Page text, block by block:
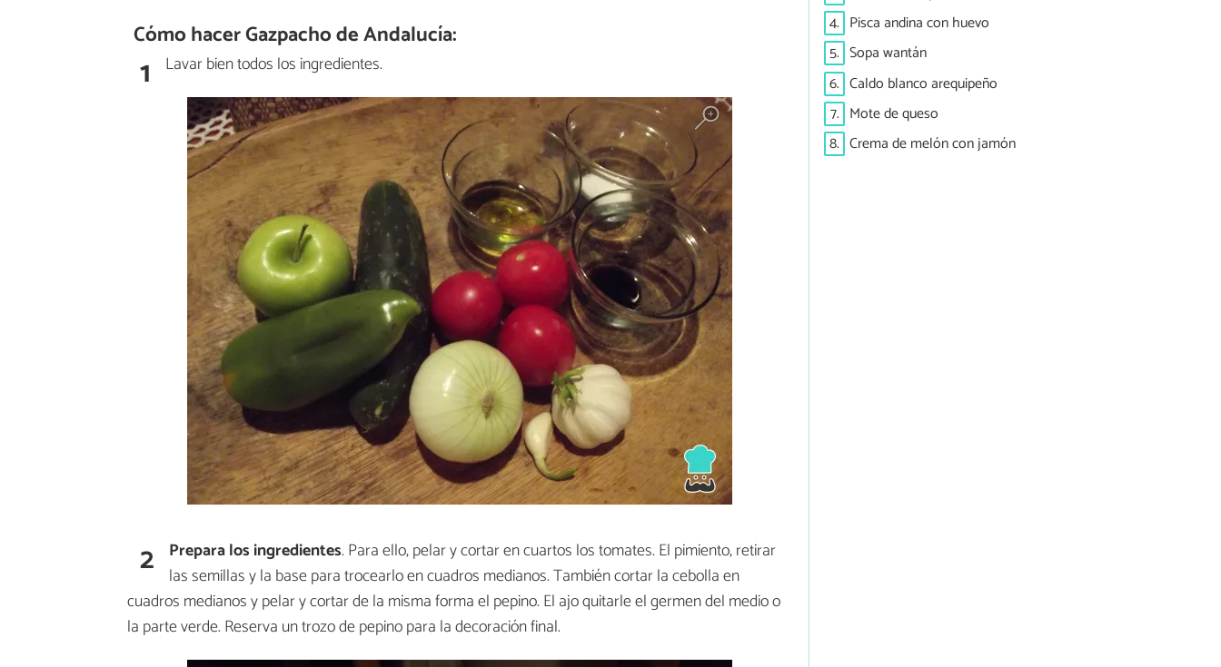
Cómo hacer Gazpacho de Andalucía:
1 Lavar bien todos los ingredientes.
2 Prepara los ingredientes. Para ello, pelar y cortar en cuartos los tomates. El pimiento, retirar
las semillas y la base para trocearlo en cuadros medianos. También cortar la cebolla en
cuadros medianos y pelar y cortar de la misma forma el pepino. El ajo quitarle el germen del medio o
la parte verde. Reserva un trozo de pepino para la decoración final.
4. Pisca andina con huevo
5. Sopa wantán
6. Caldo blanco arequipeño
7. Mote de queso
8. Crema de melón con jamón